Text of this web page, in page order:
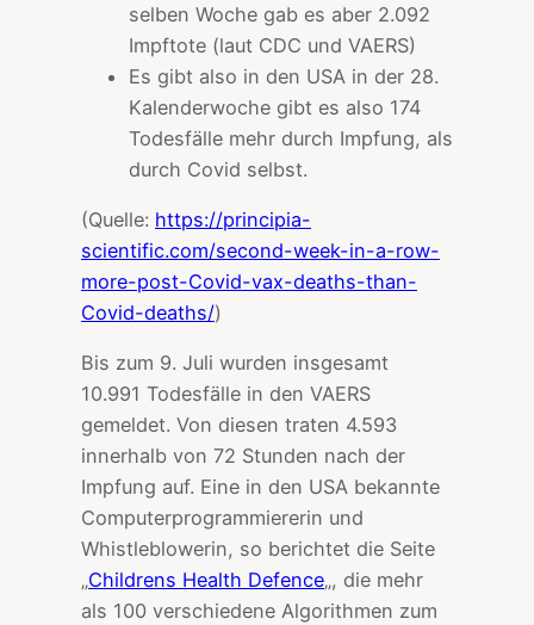
selben Woche gab es aber 2.092
Impftote (laut CDC und VAERS)
Es gibt also in den USA in der 28.
Kalenderwoche gibt es also 174
Todesfälle mehr durch Impfung, als
durch Covid selbst.
(Quelle: https://principia-
scientific.com/second-week-in-a-row-
more-post-Covid-vax-deaths-than-
Covid-deaths/)
Bis zum 9. Juli wurden insgesamt
10.991 Todesfälle in den VAERS
gemeldet. Von diesen traten 4.593
innerhalb von 72 Stunden nach der
Impfung auf. Eine in den USA bekannte
Computerprogrammiererin und
Whistleblowerin, so berichtet die Seite
„Childrens Health Defence„, die mehr
als 100 verschiedene Algorithmen zum